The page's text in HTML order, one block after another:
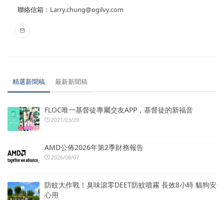
聯絡信箱： Larry.chung@ogilvy.com
精選新聞稿 最新新聞稿
FLOC唯一基督徒專屬交友APP，基督徒的新福音
2021/03/29
AMD公佈2026年第2季財務報告
2026/08/07
防蚊大作戰！臭味滾零DEET防蚊噴霧 長效8小時 貓狗安
心用